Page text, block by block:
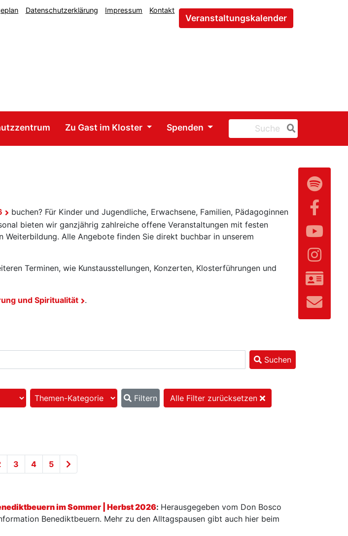
Datenschutzerklärung Impressum Kontakt
Veranstaltungskalender
Zu Gast im Kloster Spenden
buchen? Für Kinder und Jugendliche, Erwachsene, Familien, Pädagoginnen
bieten wir ganzjährig zahlreiche offene Veranstaltungen mit festen
Alle Angebote finden Sie direkt buchbar in unserem
Terminen, wie Kunstausstellungen, Konzerten, Klosterführungen und
und Spiritualität .
Suchen
Filtern Alle Filter zurücksetzen
3 4 5
im Sommer | Herbst 2026: Herausgegeben vom Don Bosco
Benediktbeuern. Mehr zu den Alltagspausen gibt auch hier beim